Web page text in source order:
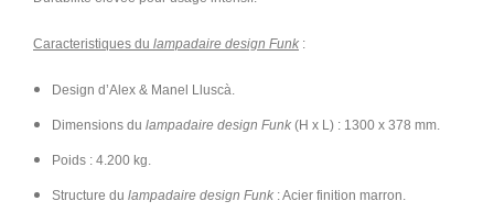
Caracteristiques du lampadaire design Funk :
Design d’Alex & Manel Lluscà.
Dimensions du lampadaire design Funk (H x L) : 1300 x 378 mm.
Poids : 4.200 kg.
Structure du lampadaire design Funk : Acier finition marron.